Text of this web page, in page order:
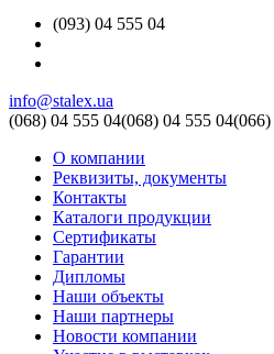
(093) 04 555 04
info@stalex.ua
(068) 04 555 04(068) 04 555 04(066)
О компании
Реквизиты, документы
Контакты
Каталоги продукции
Сертификаты
Гарантии
Дипломы
Наши объекты
Наши партнеры
Новости компании